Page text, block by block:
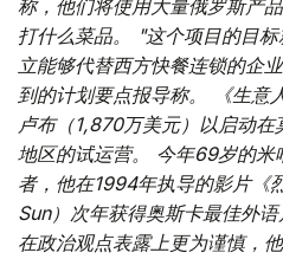
称，他们将使用大量俄罗斯产
打什么菜品。 "这个项目的目
立能够代替西方快餐连锁的企
到的计划要点报导称。 《生意
卢布（1,870万美元）以启动在
地区的试运营。 今年69岁的米
者，他在1994年执导的影片《
Sun）次年获得奥斯卡最佳外
在政治观点表露上更为谨慎，